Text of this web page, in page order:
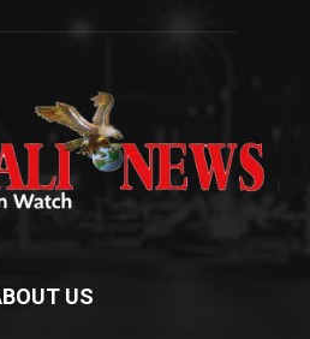
US